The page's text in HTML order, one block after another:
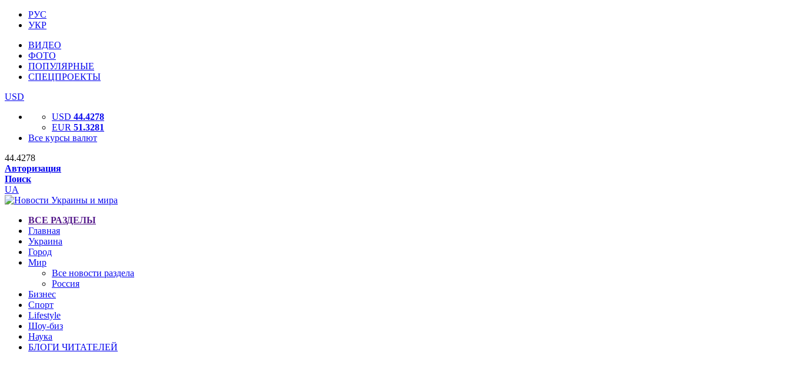
РУС
УКР
ВИДЕО
ФОТО
ПОПУЛЯРНЫЕ
СПЕЦПРОЕКТЫ
USD
USD 44.4278
EUR 51.3281
Все курсы валют
44.4278
Авторизация
Поиск
UA
ВСЕ РАЗДЕЛЫ
Главная
Украина
Город
Мир
Все новости раздела
Россия
Бизнес
Спорт
Lifestyle
Шоу-биз
Наука
БЛОГИ ЧИТАТЕЛЕЙ